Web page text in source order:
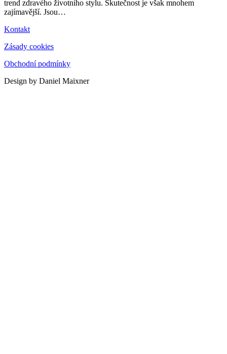
trend zdravého životního stylu. Skutečnost je však mnohem
zajímavější. Jsou…
Kontakt
Zásady cookies
Obchodní podmínky
Design by Daniel Maixner